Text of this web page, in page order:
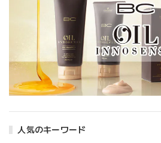
人気のキーワード